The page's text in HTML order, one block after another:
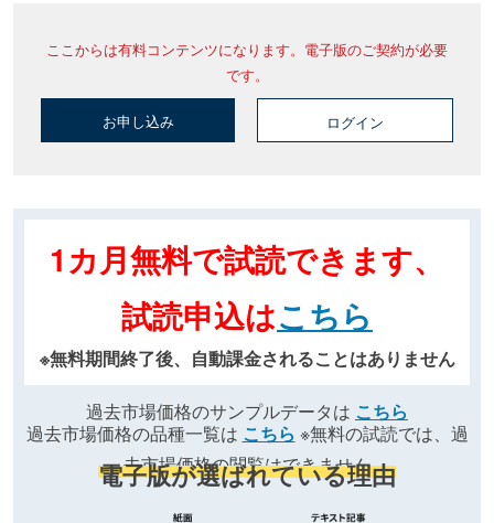
ここからは有料コンテンツになります。電子版のご契約が必要
です。
お申し込み ログイン
1カ月無料で試読できます、
試読申込はこちら
※無料期間終了後、自動課金されることはありません
過去市場価格のサンプルデータは こちら
過去市場価格の品種一覧は こちら ※無料の試読では、過
去市場価格の閲覧はできません
電子版が選ばれている理由